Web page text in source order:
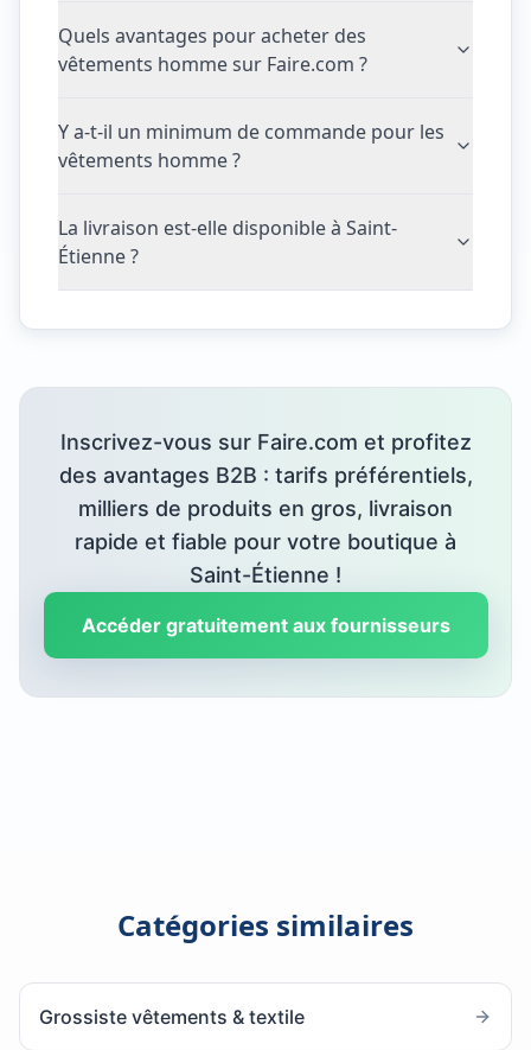
Quels avantages pour acheter des
vêtements homme sur Faire.com ?
Y a-t-il un minimum de commande pour les
vêtements homme ?
La livraison est-elle disponible à Saint-
Étienne ?
Inscrivez-vous sur Faire.com et profitez
des avantages B2B : tarifs préférentiels,
milliers de produits en gros, livraison
rapide et fiable pour votre boutique à
Saint-Étienne !
Accéder gratuitement aux fournisseurs
Catégories similaires
Grossiste vêtements & textile